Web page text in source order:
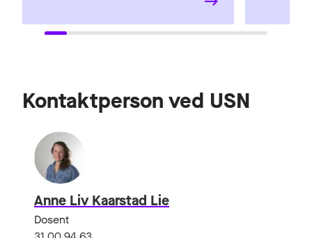
Kontaktperson ved USN
Anne Liv Kaarstad Lie
Dosent